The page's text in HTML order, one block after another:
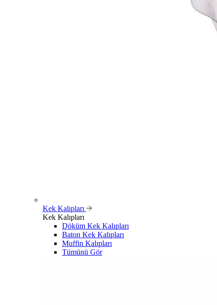
Kek Kalıpları
Kek Kalıpları
Döküm Kek Kalıpları
Baton Kek Kalıpları
Muffin Kalıpları
Tümünü Gör